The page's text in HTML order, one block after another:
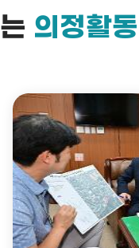
의정활동